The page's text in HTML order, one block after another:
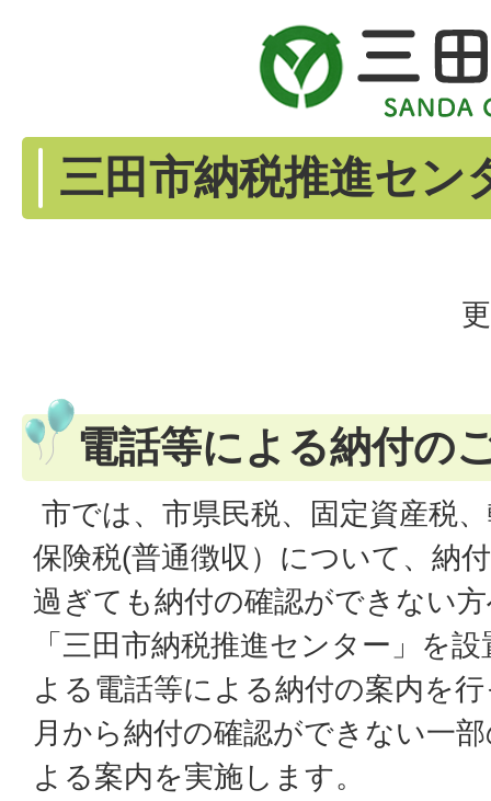
三田市納税推進セン
電話等による納付の
市では、市県民税、固定資産税
保険税(普通徴収）について、納
過ぎても納付の確認ができない
「三田市納税推進センター」を
よる電話等による納付の案内を
月から納付の確認ができない一
よる案内を実施します。